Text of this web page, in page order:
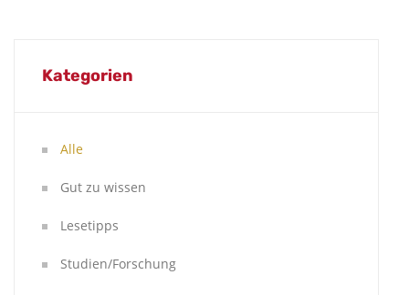
Kategorien
Alle
Gut zu wissen
Lesetipps
Studien/Forschung